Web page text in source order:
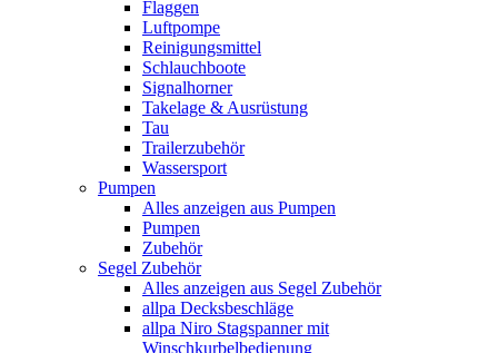
Flaggen
Luftpompe
Reinigungsmittel
Schlauchboote
Signalhorner
Takelage & Ausrüstung
Tau
Trailerzubehör
Wassersport
Pumpen
Alles anzeigen aus Pumpen
Pumpen
Zubehör
Segel Zubehör
Alles anzeigen aus Segel Zubehör
allpa Decksbeschläge
allpa Niro Stagspanner mit
Winschkurbelbedienung